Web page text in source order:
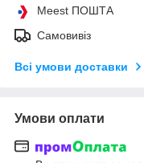
Meest ПОШТА
Самовивіз
Всі умови доставки
Умови оплати